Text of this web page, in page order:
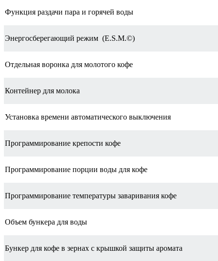
Функция раздачи пара и горячей воды
Энергосберегающий режим (E.S.M.©)
Отдельная воронка для молотого кофе
Контейнер для молока
Установка времени автоматического выключения
Программирование крепости кофе
Программирование порции воды для кофе
Программирование температуры заваривания кофе
Объем бункера для воды
Бункер для кофе в зернах с крышкой защиты аромата